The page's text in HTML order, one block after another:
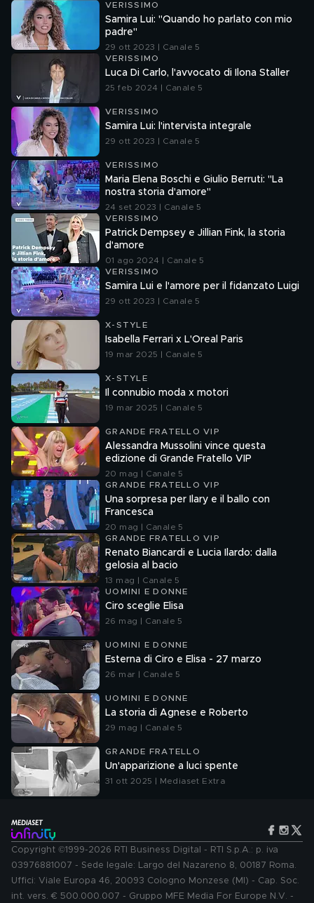
VERISSIMO
Samira Lui: "Quando ho parlato con mio
padre"
29 ott 2023 | Canale 5
VERISSIMO
Luca Di Carlo, l'avvocato di Ilona Staller
25 feb 2024 | Canale 5
VERISSIMO
Samira Lui: l'intervista integrale
29 ott 2023 | Canale 5
VERISSIMO
Maria Elena Boschi e Giulio Berruti: "La
nostra storia d'amore"
24 set 2023 | Canale 5
VERISSIMO
Patrick Dempsey e Jillian Fink, la storia
d'amore
01 ago 2024 | Canale 5
VERISSIMO
Samira Lui e l'amore per il fidanzato Luigi
29 ott 2023 | Canale 5
X-STYLE
Isabella Ferrari x L'Oreal Paris
19 mar 2025 | Canale 5
X-STYLE
Il connubio moda x motori
19 mar 2025 | Canale 5
GRANDE FRATELLO VIP
Alessandra Mussolini vince questa
edizione di Grande Fratello VIP
20 mag | Canale 5
GRANDE FRATELLO VIP
Una sorpresa per Ilary e il ballo con
Francesca
20 mag | Canale 5
GRANDE FRATELLO VIP
Renato Biancardi e Lucia Ilardo: dalla
gelosia al bacio
13 mag | Canale 5
UOMINI E DONNE
Ciro sceglie Elisa
26 mag | Canale 5
UOMINI E DONNE
Esterna di Ciro e Elisa - 27 marzo
26 mar | Canale 5
UOMINI E DONNE
La storia di Agnese e Roberto
29 mag | Canale 5
GRANDE FRATELLO
Un'apparizione a luci spente
31 ott 2025 | Mediaset Extra
Copyright ©1999-2026 RTI Business Digital - RTI S.p.A.: p. iva
03976881007 - Sede legale: Largo del Nazareno 8, 00187 Roma.
Uffici: Viale Europa 46, 20093 Cologno Monzese (MI) - Cap. Soc.
int. vers. € 500.000.007 - Gruppo MFE Media For Europe N.V. -